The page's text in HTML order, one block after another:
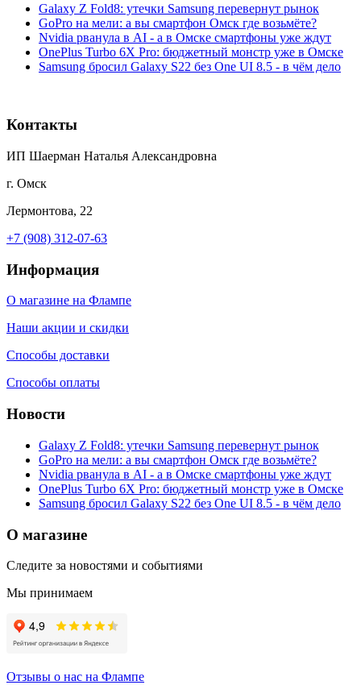
Galaxy Z Fold8: утечки Samsung перевернут рынок
GoPro на мели: а вы смартфон Омск где возьмёте?
Nvidia рванула в AI - а в Омске смартфоны уже ждут
OnePlus Turbo 6X Pro: бюджетный монстр уже в Омске
Samsung бросил Galaxy S22 без One UI 8.5 - в чём дело
Контакты
ИП Шаерман Наталья Александровна
г. Омск
Лермонтова, 22
+7 (908) 312-07-63
Информация
О магазине на Флампе
Наши акции и скидки
Способы доставки
Способы оплаты
Новости
Galaxy Z Fold8: утечки Samsung перевернут рынок
GoPro на мели: а вы смартфон Омск где возьмёте?
Nvidia рванула в AI - а в Омске смартфоны уже ждут
OnePlus Turbo 6X Pro: бюджетный монстр уже в Омске
Samsung бросил Galaxy S22 без One UI 8.5 - в чём дело
О магазине
Следите за новостями и событиями
Мы принимаем
Отзывы о нас на Флампе